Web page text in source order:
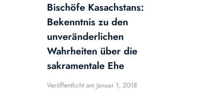
Bischöfe Kasachstans:
Bekenntnis zu den
unveränderlichen
Wahrheiten über die
sakramentale Ehe
Veröffentlicht am Januar 1, 2018